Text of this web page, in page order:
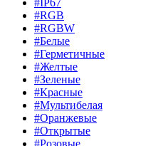
#IP67
#RGB
#RGBW
#Белые
#Герметичные
#Желтые
#Зеленые
#Красные
#Мультибелая
#Оранжевые
#Открытые